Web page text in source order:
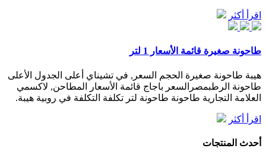
اقرأ أكثر
طاحونة صغيرة قائمة الأسعار 1 لتر
هيبة طاحونة صغيرة الحجم السعر, في تشيناي أعلى الجدول الأعلى
طاحونة الرطبمصرالسعر باجاج قائمة الأسعار المطاحن, لاكسمي
العلامة التجارية طاحونة طاحونة لتر تكلفة التكلفة في روبية هيبة.
اقرأ أكثر
أحدث المنتجات